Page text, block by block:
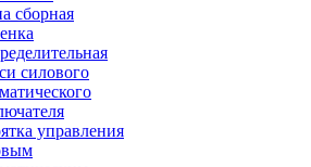
сборная
силового
управления